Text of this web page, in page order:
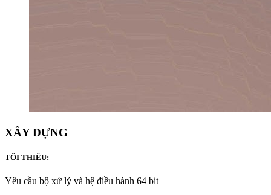
XÂY DỰNG
TỐI THIỂU:
Yêu cầu bộ xử lý và hệ điều hành 64 bit